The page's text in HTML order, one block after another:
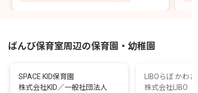
ばんび保育室周辺の保育園・幼稚園
SPACE KID保育園
株式会社KID／一般社団法人
LIBOらぼ かわさ
株式会社LIBO